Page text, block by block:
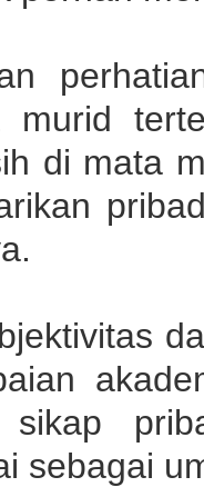
murid
di mata
sebagai